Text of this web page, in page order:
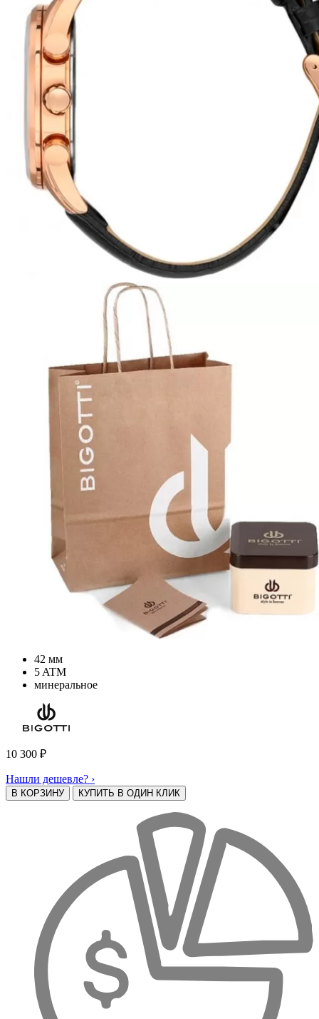
42 мм
5 ATM
минеральное
10 300 ₽
Нашли дешевле? ›
В КОРЗИНУ КУПИТЬ В ОДИН КЛИК